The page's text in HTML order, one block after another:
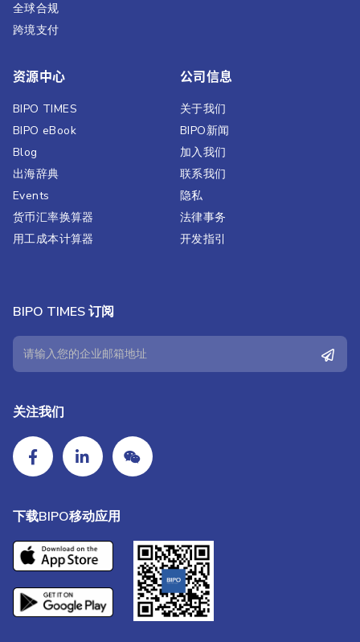
全球合规
跨境支付
资源中心
BIPO TIMES
BIPO eBook
Blog
出海辞典
Events
货币汇率换算器
用工成本计算器
公司信息
关于我们
BIPO新闻​
加入我们
联系我们
隐私
法律事务
开发指引
BIPO TIMES 订阅
关注我们
下载BIPO移动应用